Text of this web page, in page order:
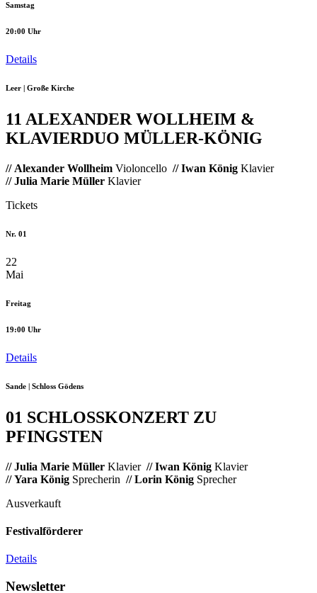
Samstag
20:00 Uhr
Details
Leer | Große Kirche
11 ALEXANDER WOLLHEIM &
KLAVIERDUO MÜLLER-KÖNIG
// Alexander Wollheim Violoncello // Iwan König Klavier
// Julia Marie Müller Klavier
Tickets
Nr. 01
22
Mai
Freitag
19:00 Uhr
Details
Sande | Schloss Gödens
01 SCHLOSSKONZERT ZU
PFINGSTEN
// Julia Marie Müller Klavier // Iwan König Klavier
// Yara König Sprecherin // Lorin König Sprecher
Ausverkauft
Festivalförderer
Details
Newsletter